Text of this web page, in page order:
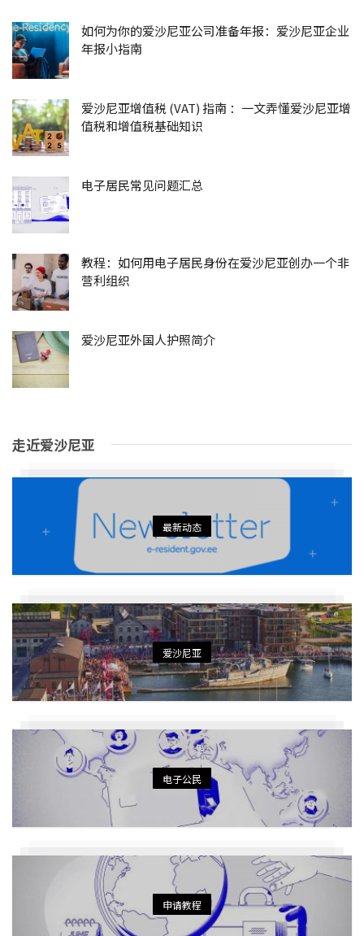
如何为你的爱沙尼亚公司准备年报：爱沙尼亚企业
年报小指南
爱沙尼亚增值税 (VAT) 指南 ：一文弄懂爱沙尼亚增
值税和增值税基础知识
电子居民常见问题汇总
教程：如何用电子居民身份在爱沙尼亚创办一个非
营利组织
爱沙尼亚外国人护照简介
走近爱沙尼亚
最新动态
爱沙尼亚
电子公民
申请教程